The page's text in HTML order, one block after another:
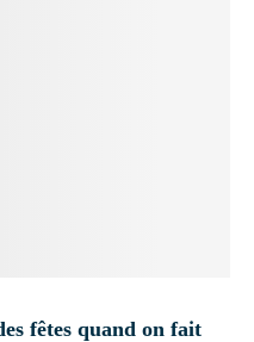
fêtes quand on fait